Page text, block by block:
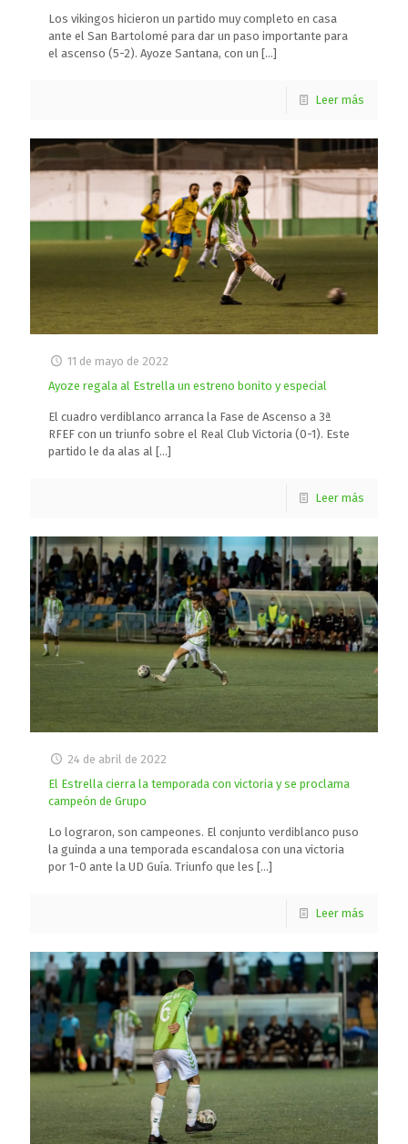
Los vikingos hicieron un partido muy completo en casa
ante el San Bartolomé para dar un paso importante para
el ascenso (5-2). Ayoze Santana, con un […]
Leer más
11 de mayo de 2022
Ayoze regala al Estrella un estreno bonito y especial
El cuadro verdiblanco arranca la Fase de Ascenso a 3ª
RFEF con un triunfo sobre el Real Club Victoria (0-1). Este
partido le da alas al […]
Leer más
24 de abril de 2022
El Estrella cierra la temporada con victoria y se proclama
campeón de Grupo
Lo lograron, son campeones. El conjunto verdiblanco puso
la guinda a una temporada escandalosa con una victoria
por 1-0 ante la UD Guía. Triunfo que les […]
Leer más